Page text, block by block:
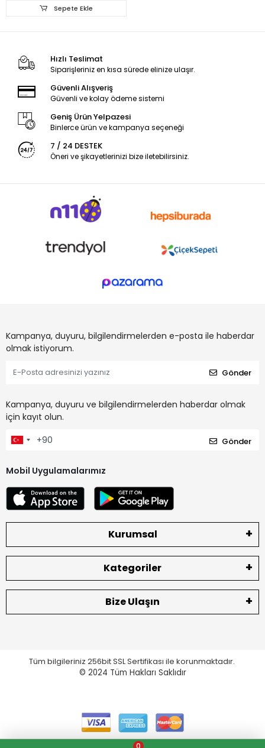
Sepete Ekle
Hızlı Teslimat
Siparişleriniz en kısa sürede elinize ulaşır.
Güvenli Alışveriş
Güvenli ve kolay ödeme sistemi
Geniş Ürün Yelpazesi
Binlerce ürün ve kampanya seçeneği
7 / 24 DESTEK
Öneri ve şikayetlerinizi bize iletebilirsiniz.
Kampanya, duyuru, bilgilendirmelerden e-posta ile haberdar
olmak istiyorum.
Gönder
Kampanya, duyuru ve bilgilendirmelerden haberdar olmak
için kayıt olun.
Gönder
Mobil Uygulamalarımız
Kurumsal
Kategoriler
Bize Ulaşın
Tüm bilgileriniz 256bit SSL Sertifikası ile korunmaktadır.
© 2024 Tüm Hakları Saklıdır